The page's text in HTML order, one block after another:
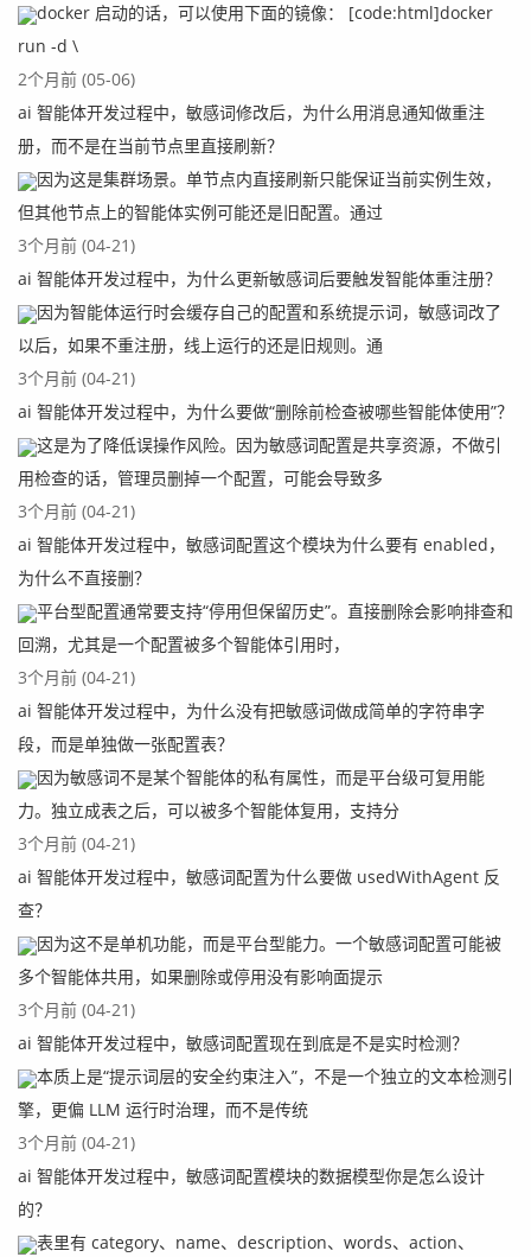
docker 启动的话，可以使用下面的镜像： [code:html]docker
run -d \
2个月前 (05-06)
ai 智能体开发过程中，敏感词修改后，为什么用消息通知做重注
册，而不是在当前节点里直接刷新？
因为这是集群场景。单节点内直接刷新只能保证当前实例生效，
但其他节点上的智能体实例可能还是旧配置。通过
3个月前 (04-21)
ai 智能体开发过程中，为什么更新敏感词后要触发智能体重注册？
因为智能体运行时会缓存自己的配置和系统提示词，敏感词改了
以后，如果不重注册，线上运行的还是旧规则。通
3个月前 (04-21)
ai 智能体开发过程中，为什么要做“删除前检查被哪些智能体使用”？
这是为了降低误操作风险。因为敏感词配置是共享资源，不做引
用检查的话，管理员删掉一个配置，可能会导致多
3个月前 (04-21)
ai 智能体开发过程中，敏感词配置这个模块为什么要有 enabled，
为什么不直接删？
平台型配置通常要支持“停用但保留历史”。直接删除会影响排查和
回溯，尤其是一个配置被多个智能体引用时，
3个月前 (04-21)
ai 智能体开发过程中，为什么没有把敏感词做成简单的字符串字
段，而是单独做一张配置表？
因为敏感词不是某个智能体的私有属性，而是平台级可复用能
力。独立成表之后，可以被多个智能体复用，支持分
3个月前 (04-21)
ai 智能体开发过程中，敏感词配置为什么要做 usedWithAgent 反
查？
因为这不是单机功能，而是平台型能力。一个敏感词配置可能被
多个智能体共用，如果删除或停用没有影响面提示
3个月前 (04-21)
ai 智能体开发过程中，敏感词配置现在到底是不是实时检测？
本质上是“提示词层的安全约束注入”，不是一个独立的文本检测引
擎，更偏 LLM 运行时治理，而不是传统
3个月前 (04-21)
ai 智能体开发过程中，敏感词配置模块的数据模型你是怎么设计
的？
表里有 category、name、description、words、action、